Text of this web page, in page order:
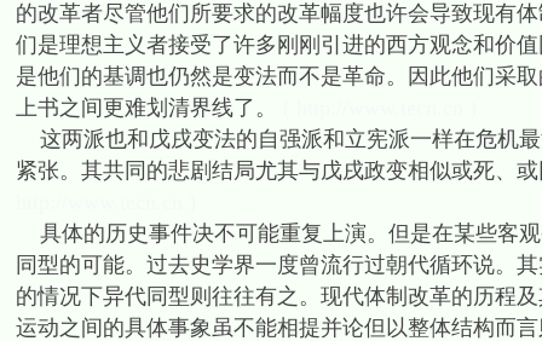
的改革者尽管他们所要求的改革幅度也许会导致现有
们是理想主义者接受了许多刚刚引进的西方观念和价
是他们的基调也仍然是变法而不是革命。因此他们采
上书之间更难划清界线了。
这两派也和戊戌变法的自强派和立宪派一样在危机
紧张。其共同的悲剧结局尤其与戊戌政变相似或死、
具体的历史事件决不可能重复上演。但是在某些客
同型的可能。过去史学界一度曾流行过朝代循环说。
的情况下异代同型则往往有之。现代体制改革的历程
运动之间的具体事象虽不能相提并论但以整体结构而